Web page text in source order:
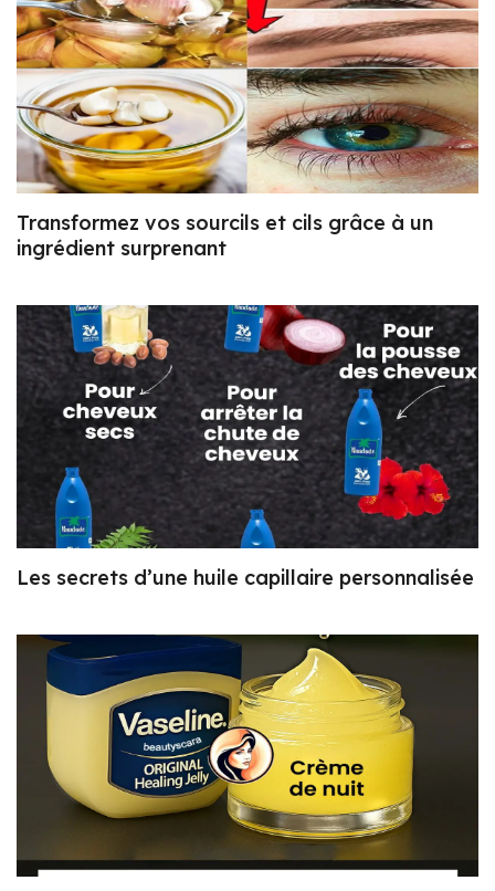
Transformez vos sourcils et cils grâce à un
ingrédient surprenant
Les secrets d’une huile capillaire personnalisée